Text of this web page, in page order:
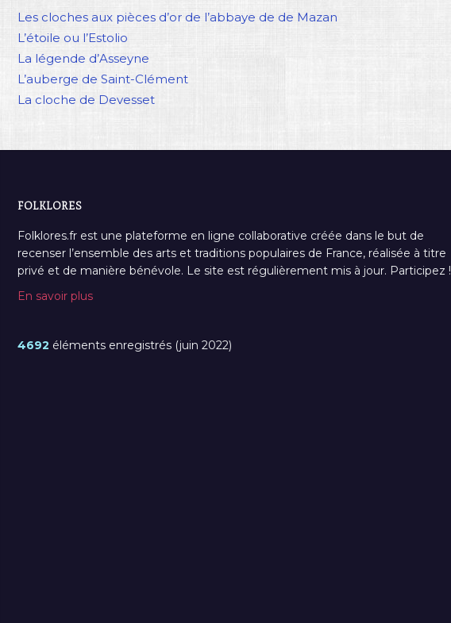
Les cloches aux pièces d’or de l’abbaye de de Mazan
L’étoile ou l’Estolio
La légende d’Asseyne
L’auberge de Saint-Clément
La cloche de Devesset
FOLKLORES
Folklores.fr est une plateforme en ligne collaborative créée dans le but de
recenser l’ensemble des arts et traditions populaires de France, réalisée à titre
privé et de manière bénévole. Le site est régulièrement mis à jour. Participez !
En savoir plus
4692 éléments enregistrés (juin 2022)